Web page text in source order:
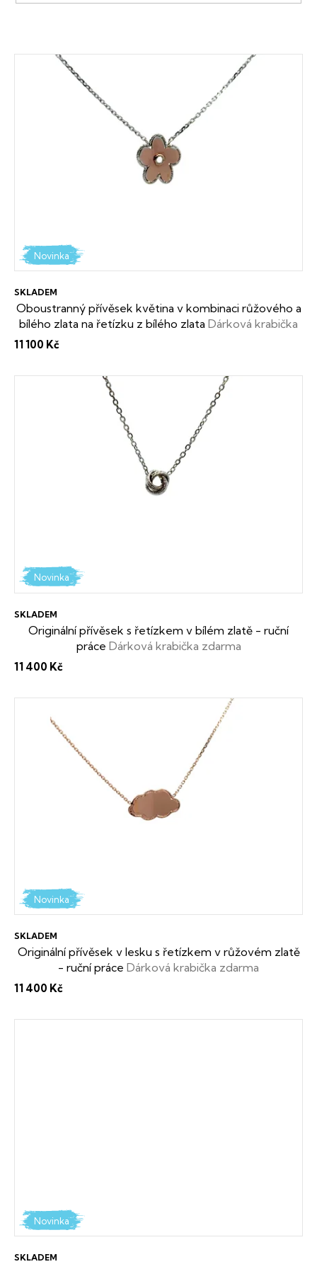
V
d
u
k
t
ů
Novinka
Oboustranný přívěsek květina v kombinaci růžového a
bílého zlata na řetízku z bílého zlata Dárková krabička
SKLADEM
11 100 Kč
Novinka
Originální přívěsek s řetízkem v bílém zlatě - ruční
práce Dárková krabička zdarma
SKLADEM
11 400 Kč
Novinka
Originální přívěsek v lesku s řetízkem v růžovém zlatě
- ruční práce Dárková krabička zdarma
SKLADEM
11 400 Kč
Novinka
SKLADEM